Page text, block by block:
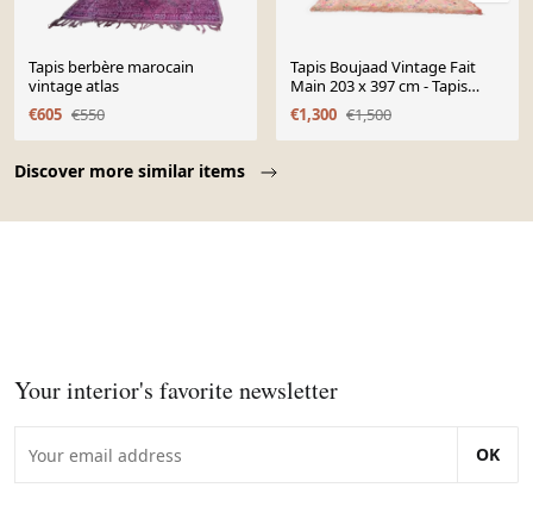
Discover more similar items
Tapis berbère marocain
vintage atlas
€605 €550
Tapis Boujaad Vintage Fait
Main 203 x 397 cm - Tapis
Marocain - Tapis en Laine
Berbère
€1,300 €1,500
Your interior's favorite newsletter
OK